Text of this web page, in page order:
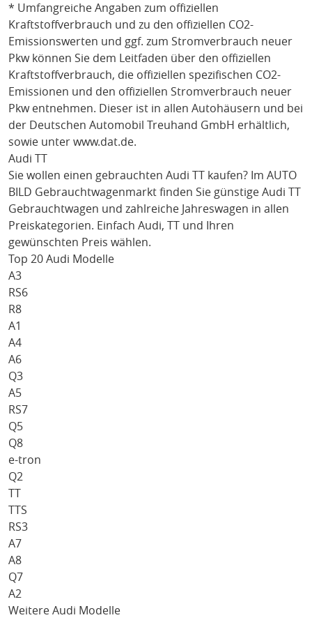
* Umfangreiche Angaben zum offiziellen
Kraftstoffverbrauch und zu den offiziellen CO2-
Emissionswerten und ggf. zum Stromverbrauch neuer
Pkw können Sie dem Leitfaden über den offiziellen
Kraftstoffverbrauch, die offiziellen spezifischen CO2-
Emissionen und den offiziellen Stromverbrauch neuer
Pkw entnehmen. Dieser ist in allen Autohäusern und bei
der Deutschen Automobil Treuhand GmbH erhältlich,
sowie unter www.dat.de.
Audi TT
Sie wollen einen gebrauchten Audi TT kaufen? Im AUTO
BILD Gebrauchtwagenmarkt finden Sie günstige Audi TT
Gebrauchtwagen und zahlreiche Jahreswagen in allen
Preiskategorien. Einfach Audi, TT und Ihren
gewünschten Preis wählen.
Top 20 Audi Modelle
A3
RS6
R8
A1
A4
A6
Q3
A5
RS7
Q5
Q8
e-tron
Q2
TT
TTS
RS3
A7
A8
Q7
A2
Weitere Audi Modelle